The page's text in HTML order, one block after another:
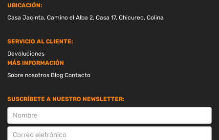
UBICACIÓN:
Casa Jacinta, Camino el Alba 2, Casa 17, Chicureo, Colina
SERVICIO AL CLIENTE:
Devoluciones
MÁS INFORMACIÓN
Sobre nosotros Blog Contacto
SUSCRÍBETE A NUESTRO NEWSLETTER:
SUSCRIPCION